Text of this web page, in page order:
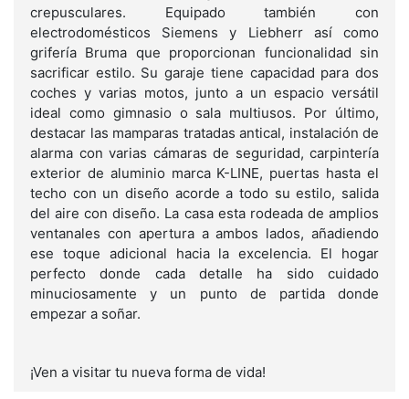
crepusculares. Equipado también con
electrodomésticos Siemens y Liebherr así como
grifería Bruma que proporcionan funcionalidad sin
sacrificar estilo. Su garaje tiene capacidad para dos
coches y varias motos, junto a un espacio versátil
ideal como gimnasio o sala multiusos. Por último,
destacar las mamparas tratadas antical, instalación de
alarma con varias cámaras de seguridad, carpintería
exterior de aluminio marca K-LINE, puertas hasta el
techo con un diseño acorde a todo su estilo, salida
del aire con diseño. La casa esta rodeada de amplios
ventanales con apertura a ambos lados, añadiendo
ese toque adicional hacia la excelencia. El hogar
perfecto donde cada detalle ha sido cuidado
minuciosamente y un punto de partida donde
empezar a soñar.
¡Ven a visitar tu nueva forma de vida!